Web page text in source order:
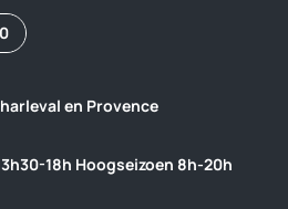
en Provence
18h Hoogseizoen 8h-20h